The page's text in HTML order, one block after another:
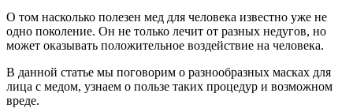
О том насколько полезен мед для человека известно уже не
одно поколение. Он не только лечит от разных недугов, но
может оказывать положительное воздействие на человека.
В данной статье мы поговорим о разнообразных масках для
лица с медом, узнаем о пользе таких процедур и возможном
вреде.